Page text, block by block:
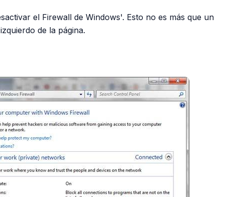
el Firewall de Windows'. Esto no es más que un
de la página.